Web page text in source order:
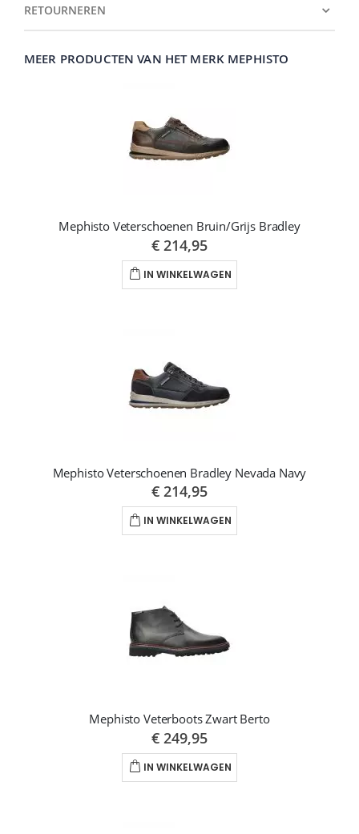
RETOURNEREN
MEER PRODUCTEN VAN HET MERK MEPHISTO
Mephisto Veterschoenen Bruin/Grijs Bradley
€ 214,95
IN WINKELWAGEN
Mephisto Veterschoenen Bradley Nevada Navy
€ 214,95
IN WINKELWAGEN
Mephisto Veterboots Zwart Berto
€ 249,95
IN WINKELWAGEN